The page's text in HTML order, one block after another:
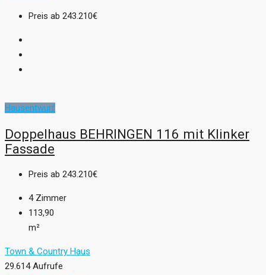
Preis ab 243.210€
Hausentwurf
Doppelhaus BEHRINGEN 116 mit Klinker
Fassade
Preis ab 243.210€
4 Zimmer
113,90
m²
Town & Country Haus
29.614 Aufrufe